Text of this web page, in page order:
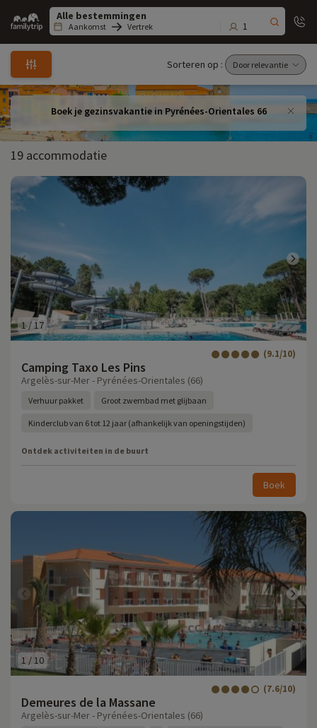
Family
trip
Aankomst Vertrek 1
Sorteren op :
Boek je gezinsvakantie in Pyrénées-Orientales 66
19 accommodatie
1/17
Camping Taxo Les Pins
(9.1/10)
Argelès-sur-Mer - Pyrénées-Orientales (66)
Verhuur pakket Groot zwembad met glijbaan
Kinderclub van 6 tot 12 jaar (afhankelijk van openingstijden)
Ontdek activiteiten in de buurt
Boek
1 / 10
Demeures de la Massane
(7.6/10)
Argelès-sur-Mer - Pyrénées-Orientales (66)